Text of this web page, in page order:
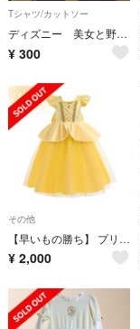
Tシャツ/カットソー
ディズニー 美女と野獣 ベルのＴシャツ サイズ110 同梱無料
¥ 300
その他
【早いもの勝ち】 プリンセスドレス 子供ドレス ベル風 美女と野獣 120cm
¥ 2,000